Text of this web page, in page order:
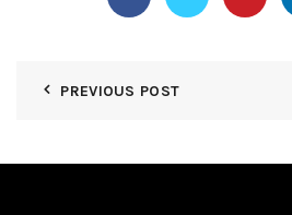
PREVIOUS POST